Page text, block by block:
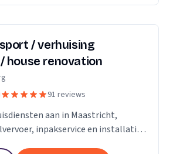
/ verhuising
house renovation
91 reviews
aan in Maastricht,
inpakservice en installatie